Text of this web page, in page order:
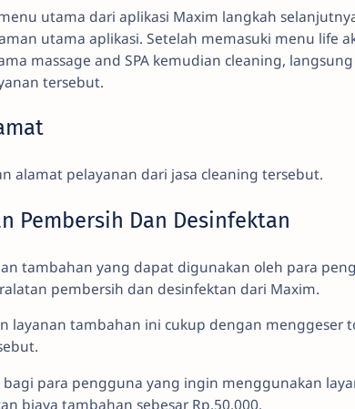
utama dari aplikasi Maxim langkah
utama aplikasi. Setelah memasuki menu life
massage and SPA kemudian cleaning,
tersebut.
alamat pelayanan dari jasa cleaning tersebut.
Pembersih Dan Desinfektan
tambahan yang dapat digunakan oleh para
pembersih dan desinfektan dari Maxim.
layanan tambahan ini cukup dengan menggeser
para pengguna yang ingin menggunakan
biaya tambahan sebesar Rp.50.000.